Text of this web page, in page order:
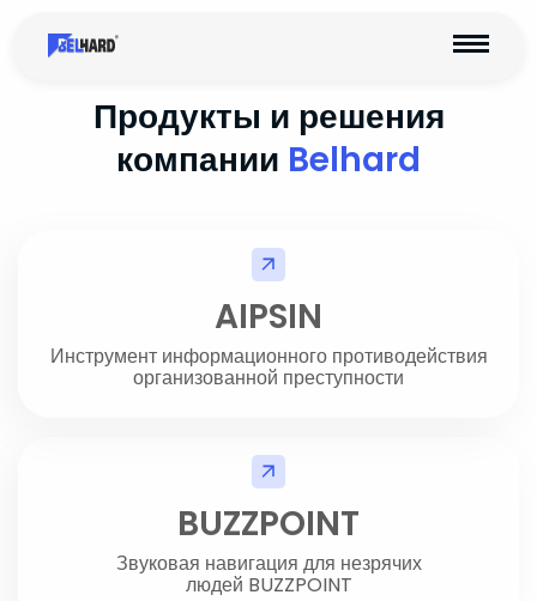
Продукты и решения
компании Belhard
AIPSIN
Инструмент информационного противодействия
организованной преступности
BUZZPOINT
Звуковая навигация для незрячих
людей BUZZPOINT